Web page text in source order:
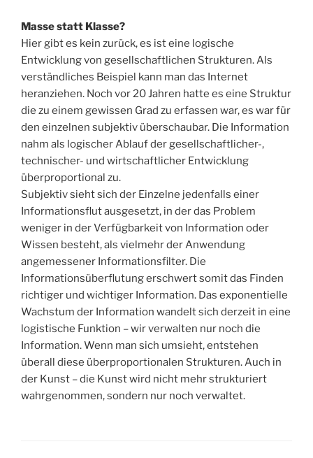
Masse statt Klasse?
Hier gibt es kein zurück, es ist eine logische
Entwicklung von gesellschaftlichen Strukturen. Als
verständliches Beispiel kann man das Internet
heranziehen. Noch vor 20 Jahren hatte es eine Struktur
die zu einem gewissen Grad zu erfassen war, es war für
den einzelnen subjektiv überschaubar. Die Information
nahm als logischer Ablauf der gesellschaftlicher-,
technischer- und wirtschaftlicher Entwicklung
überproportional zu.
Subjektiv sieht sich der Einzelne jedenfalls einer
Informationsflut ausgesetzt, in der das Problem
weniger in der Verfügbarkeit von Information oder
Wissen besteht, als vielmehr der Anwendung
angemessener Informationsfilter. Die
Informationsüberflutung erschwert somit das Finden
richtiger und wichtiger Information. Das exponentielle
Wachstum der Information wandelt sich derzeit in eine
logistische Funktion – wir verwalten nur noch die
Information. Wenn man sich umsieht, entstehen
überall diese überproportionalen Strukturen. Auch in
der Kunst – die Kunst wird nicht mehr strukturiert
wahrgenommen, sondern nur noch verwaltet.